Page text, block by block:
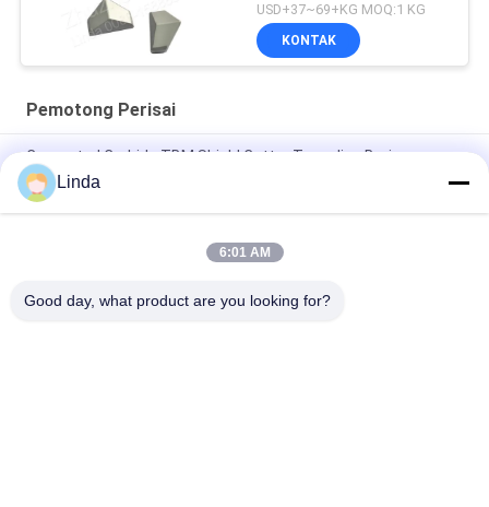
USD+37~69+KG MOQ:1 KG
KONTAK
Pemotong Perisai
Cemented Carbide TBM Shield Cutter Tunneling Boring
Machine CE Dan ISO Pass
Pemotong Perisai Semen Tungsten Carbide
Cemented Tungsten Carbide TBM Metal Disc Cutter Untuk
Linda
6:01 AM
Good day, what product are you looking for?